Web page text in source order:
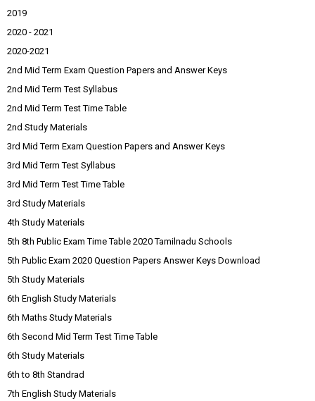
2019
2020 - 2021
2020-2021
2nd Mid Term Exam Question Papers and Answer Keys
2nd Mid Term Test Syllabus
2nd Mid Term Test Time Table
2nd Study Materials
3rd Mid Term Exam Question Papers and Answer Keys
3rd Mid Term Test Syllabus
3rd Mid Term Test Time Table
3rd Study Materials
4th Study Materials
5th 8th Public Exam Time Table 2020 Tamilnadu Schools
5th Public Exam 2020 Question Papers Answer Keys Download
5th Study Materials
6th English Study Materials
6th Maths Study Materials
6th Second Mid Term Test Time Table
6th Study Materials
6th to 8th Standrad
7th English Study Materials